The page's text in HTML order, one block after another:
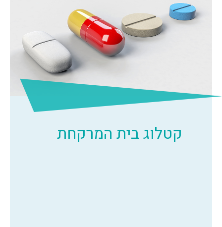
קטלוג בית המרקחת